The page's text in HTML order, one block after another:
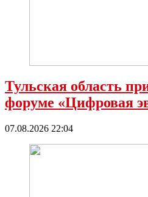
Тульская область
форуме «Цифровая
07.08.2026 22:04